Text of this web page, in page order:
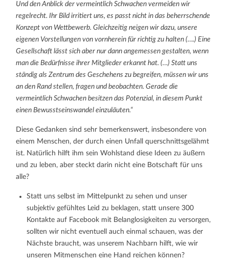
Und den Anblick der vermeintlich Schwachen vermeiden wir
regelrecht. Ihr Bild irritiert uns, es passt nicht in das beherrschende
Konzept von Wettbewerb. Gleichzeitig neigen wir dazu, unsere
eigenen Vorstellungen von vornherein für richtig zu halten (….) Eine
Gesellschaft lässt sich aber nur dann angemessen gestalten, wenn
man die Bedürfnisse ihrer Mitglieder erkannt hat. (…) Statt uns
ständig als Zentrum des Geschehens zu begreifen, müssen wir uns
an den Rand stellen, fragen und beobachten. Gerade die
vermeintlich Schwachen besitzen das Potenzial, in diesem Punkt
einen Bewusstseinswandel einzuläuten.“
Diese Gedanken sind sehr bemerkenswert, insbesondere von
einem Menschen, der durch einen Unfall querschnittsgelähmt
ist. Natürlich hilft ihm sein Wohlstand diese Ideen zu äußern
und zu leben, aber steckt darin nicht eine Botschaft für uns
alle?
Statt uns selbst im Mittelpunkt zu sehen und unser
subjektiv gefühltes Leid zu beklagen, statt unsere 300
Kontakte auf Facebook mit Belanglosigkeiten zu versorgen,
sollten wir nicht eventuell auch einmal schauen, was der
Nächste braucht, was unserem Nachbarn hilft, wie wir
unseren Mitmenschen eine Hand reichen können?